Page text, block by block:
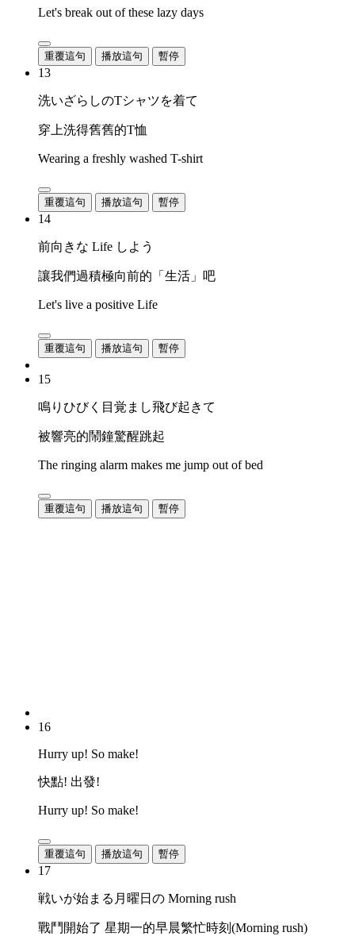
Let's break out of these lazy days
重覆這句 播放這句 暫停
13
洗いざらしのTシャツを着て
穿上洗得舊舊的T恤
Wearing a freshly washed T-shirt
重覆這句 播放這句 暫停
14
前向きな Life しよう
讓我們過積極向前的「生活」吧
Let's live a positive Life
重覆這句 播放這句 暫停
15
鳴りひびく目覚まし飛び起きて
被響亮的鬧鐘驚醒跳起
The ringing alarm makes me jump out of bed
重覆這句 播放這句 暫停
16
Hurry up! So make!
快點! 出發!
Hurry up! So make!
重覆這句 播放這句 暫停
17
戦いが始まる月曜日の Morning rush
戰鬥開始了 星期一的早晨繁忙時刻(Morning rush)